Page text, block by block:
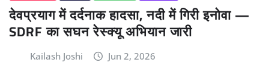
देवप्रयाग में दर्दनाक हादसा, नदी में गिरी इनोवा —
SDRF का सघन रेस्क्यू अभियान जारी
Kailash Joshi Jun 2, 2026